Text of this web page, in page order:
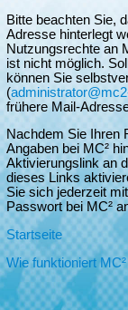
Bitte beachten Sie,
Adresse hinterlegt
Nutzungsrechte an
ist nicht möglich.
können Sie
(
frühere Mail-
Nachdem Sie Ihren
Angaben bei MC²
Aktivierungslink an
dieses Links
Sie sich jederzeit
Passwort bei MC²
Startseite
Wie funktioniert MC²